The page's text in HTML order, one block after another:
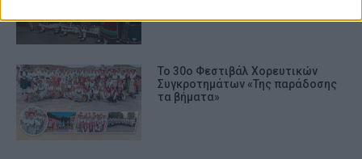
Το 30ο Φεστιβάλ Χορευτικών
Συγκροτημάτων «Της παράδοσης
τα βήματα»